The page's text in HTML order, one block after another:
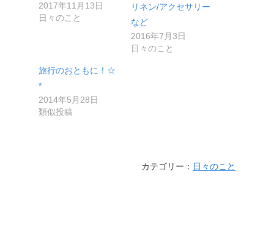
2017年11月13日
日々のこと
リネン/アクセサリー
など
2016年7月3日
日々のこと
旅行のおともに！☆
*
2014年5月28日
類似投稿
カテゴリー： 日々のこと